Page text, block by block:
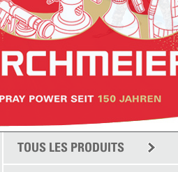
TOUS LES PRODUITS